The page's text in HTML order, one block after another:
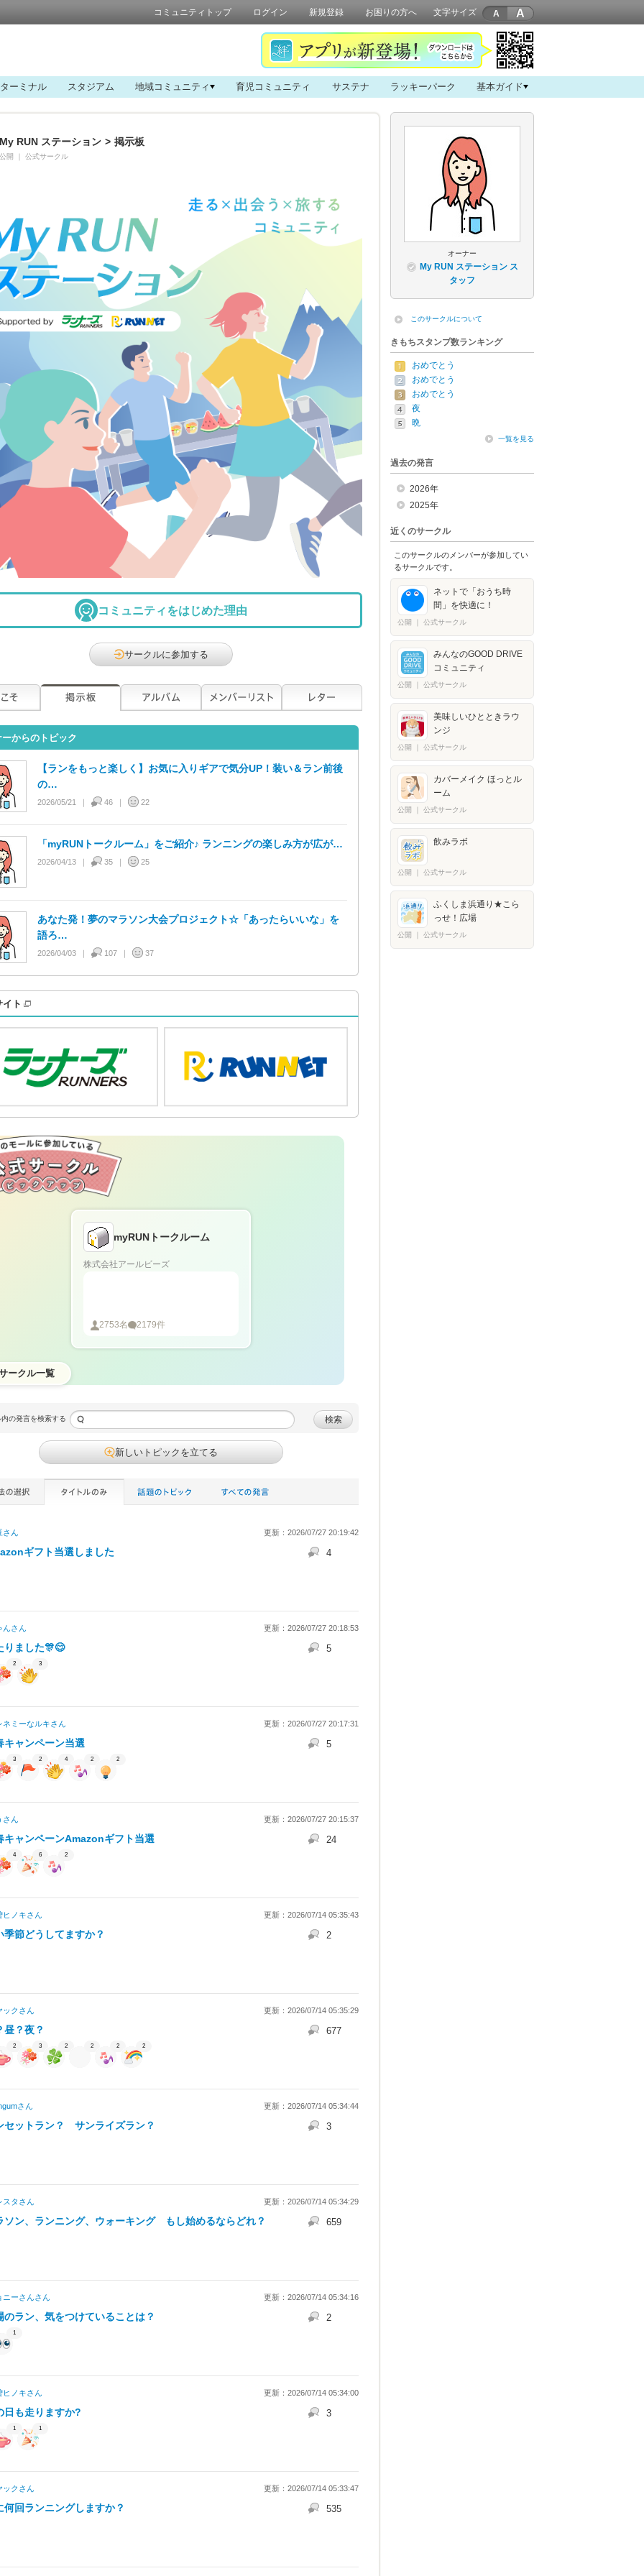
コミュニティトップ ログイン 新規登録 お困りの方へ 文字サイズ A
ーミナル スタジアム 地域コミュニティ 育児コミュニティ サステナ ラッキーパーク 基本ガイド
My RUN ステーション > 掲示板
公開 公式サークル
コミュニティをはじめた理由
サークルに参加する
からのトピック
【ランをもっと楽しく】お気に入りギアで気分UP！装い＆ラン前後
の…
2026/05/21 46 22
「myRUNトークルーム」をご紹介♪ ランニングの楽しみ方が広が…
2026/04/13 35 25
あなた発！夢のマラソン大会プロジェクト☆「あったらいいな」を
語ろ…
2026/04/03 107 37
イト
myRUNトークルーム
株式会社アールビーズ
2753名 2179件
ークル一覧
の発言を検索する 検索
新しいトピックを立てる
さん 更新：2026/07/27 20:19:42
ギフト当選しました 4
んさん 更新：2026/07/27 20:18:53
りました🎊😊 5
2 3
ネミーなルキさん 更新：2026/07/27 20:17:31
キャンペーン当選 5
3 2 4 2 2
さん 更新：2026/07/27 20:15:37
キャンペーンAmazonギフト当選 24
4 6 2
ヒノキさん 更新：2026/07/14 05:35:43
季節どうしてますか？ 2
ック さん 更新：2026/07/14 05:35:29
昼？夜？ 677
2 3 2 2 2 2
さん 更新：2026/07/14 05:34:44
セットラン？ サンライズラン？ 3
スタ さん 更新：2026/07/14 05:34:29
ソン、ランニング、ウォーキング もし始めるならどれ？ 659
ニーさんさん 更新：2026/07/14 05:34:16
のラン、気をつけていることは？ 2
1
ヒノキさん 更新：2026/07/14 05:34:00
日も走りますか? 3
1 1
ック さん 更新：2026/07/14 05:33:47
何回ランニングしますか？ 535
オーナー
My RUN ステーション ス
タッフ
このサークルについて
きもちスタンプ数ランキング
おめでとう
おめでとう
おめでとう
夜
晩
一覧を見る
過去の発言
2026年
2025年
近くのサークル
このサークルのメンバーが参加してい
るサークルです。
ネットで「おうち時
間」を快適に！
公開 公式サークル
みんなのGOOD DRIVE
コミュニティ
公開 公式サークル
美味しいひとときラウ
ンジ
公開 公式サークル
カバーメイク ほっとル
ーム
公開 公式サークル
飲みラボ
公開 公式サークル
ふくしま浜通り★こら
っせ！広場
公開 公式サークル